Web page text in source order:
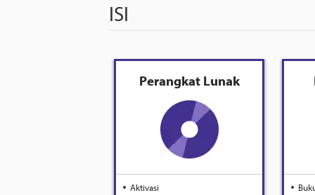
ISI
Perangkat Lunak
Aktivasi